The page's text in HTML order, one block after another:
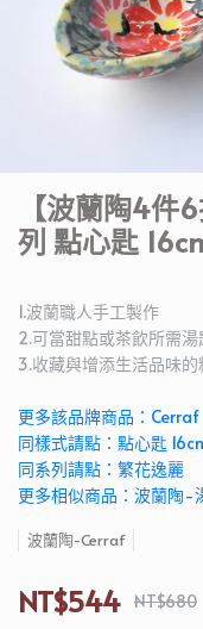
【波蘭陶4件
列 點心匙
1.波蘭職人手工製作
2.可當甜點或茶飲所需
3.收藏與增添生活品味
更多該品牌商品：Cerraf
同樣式請點：點心匙
同系列請點：繁花逸麗
更多相似商品：波蘭陶-
波蘭陶-Cerraf
NT$544 NT$680